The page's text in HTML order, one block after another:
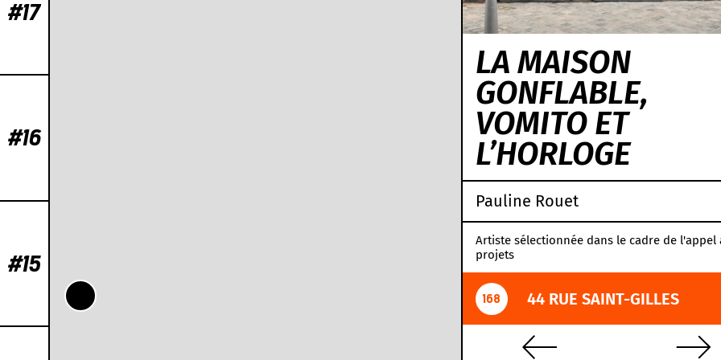
#17
#16
#15
LA MAISON
GONFLABLE,
VOMITO ET
L’HORLOGE
Pauline Rouet
Artiste sélectionnée dans le cadre de l'appel
projets
168 44 RUE SAINT-GILLES